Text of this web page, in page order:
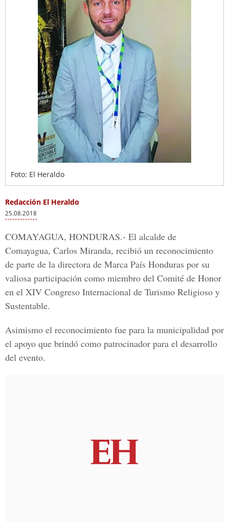
Foto: El Heraldo
Redacción El Heraldo
25.08.2018
COMAYAGUA, HONDURAS.- El alcalde de
Comayagua, Carlos Miranda, recibió un reconocimiento
de parte de la directora de Marca País Honduras por su
valiosa participación como miembro del Comité de Honor
en el XIV Congreso Internacional de Turismo Religioso y
Sustentable.
Asimismo el reconocimiento fue para la municipalidad por
el apoyo que brindó como patrocinador para el desarrollo
del evento.